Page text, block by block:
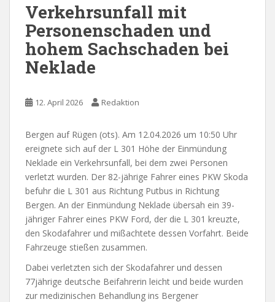
Verkehrsunfall mit
Personenschaden und
hohem Sachschaden bei
Neklade
12. April 2026 Redaktion
Bergen auf Rügen (ots). Am 12.04.2026 um 10:50 Uhr
ereignete sich auf der L 301 Höhe der Einmündung
Neklade ein Verkehrsunfall, bei dem zwei Personen
verletzt wurden. Der 82-jährige Fahrer eines PKW Skoda
befuhr die L 301 aus Richtung Putbus in Richtung
Bergen. An der Einmündung Neklade übersah ein 39-
jähriger Fahrer eines PKW Ford, der die L 301 kreuzte,
den Skodafahrer und mißachtete dessen Vorfahrt. Beide
Fahrzeuge stießen zusammen.
Dabei verletzten sich der Skodafahrer und dessen
77jährige deutsche Beifahrerin leicht und beide wurden
zur medizinischen Behandlung ins Bergener